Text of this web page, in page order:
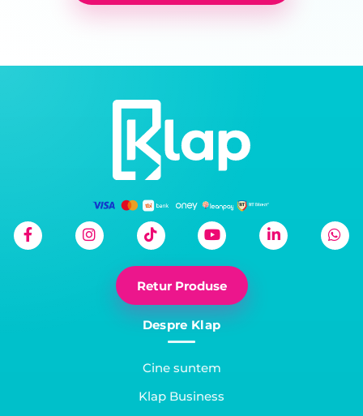
Retur Produse
Despre Klap
Cine suntem
Klap Business